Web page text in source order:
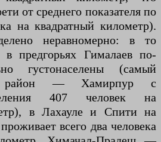
от среднего показателя по
на квадратный километр).
неравномерно: в то
предгорьях Гималаев по-
густонаселены (самый
район — Хамирпур с
407 человек на
в Лахауле и Спити на
всего два человека